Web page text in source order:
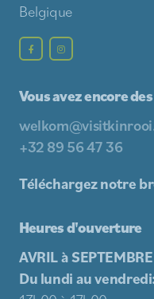
Belgique
Vous avez encore
+32 89 56 47 36
Téléchargez notre
Heures d'ouverture
AVRIL à
Du lundi au vendredi: